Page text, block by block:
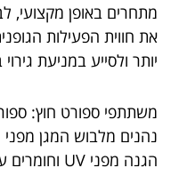
מתחרים באופן מקצועי,
את חווית הפעילות
יותר ולסייע במניעת
משתתפי ספורט חוץ:
נהנים מלבוש המגן מפני
הגנה מפני UV וחומרים עמידים במים.